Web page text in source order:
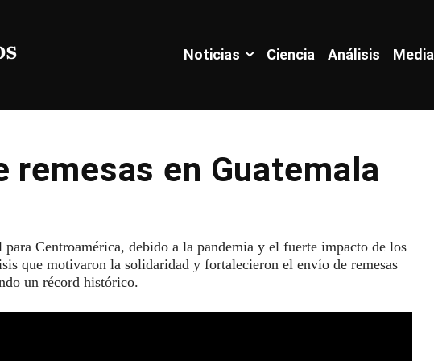
Noticias Ciencia Análisis Media
remesas en Guatemala
Centroamérica, debido a la pandemia y el fuerte impacto de los
que motivaron la solidaridad y fortalecieron el envío de remesas
un récord histórico.